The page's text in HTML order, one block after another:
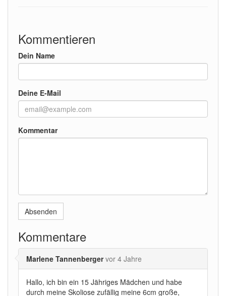
Kommentieren
Dein Name
Deine E-Mail
Kommentar
Absenden
Kommentare
Marlene Tannenberger vor 4 Jahre
Hallo, ich bin ein 15 Jähriges Mädchen und habe
durch meine Skoliose zufällig meine 6cm große,